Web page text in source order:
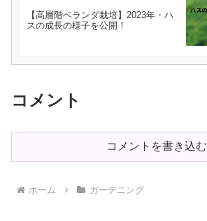
【高層階ベランダ栽培】2023年・ハ
スの成長の様子を公開！
コメント
コメントを書き込む
ホーム ガーデニング